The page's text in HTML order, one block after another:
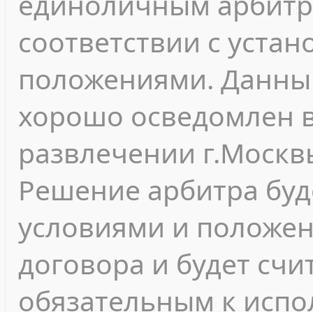
соответствии с
положениями.
хорошо осведомлен
развлечении
Решение арбитра
условиями и
договора и будет
обязательным к